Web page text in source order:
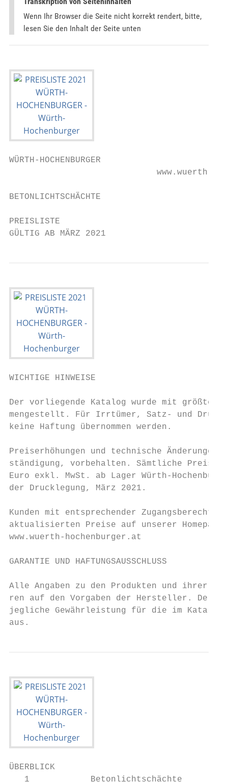
Wenn Ihr Browser die Seite nicht korrekt rendert, bitte,
lesen Sie den Inhalt der Seite unten
WÜRTH-HOCHENBURGER
www.wuerth-
BETONLICHTSCHÄCHTE
PREISLISTE
GÜLTIG AB MÄRZ 2021
WICHTIGE HINWEISE
Der vorliegende Katalog wurde mit größter
mengestellt. Für Irrtümer, Satz- und
keine Haftung übernommen werden.
Preiserhöhungen und technische
ständigung, vorbehalten. Sämtliche Preise
Euro exkl. MwSt. ab Lager Würth-
der Drucklegung, März 2021.
Kunden mit entsprechender
aktualisierten Preise auf unserer Homepage:
www.wuerth-hochenburger.at
GARANTIE UND HAFTUNGSAUSSCHLUSS
Alle Angaben zu den Produkten und ihrer
ren auf den Vorgaben der Hersteller. Der
jegliche Gewährleistung für die im Katalog
aus.
ÜBERBLICK
1            Betonlichtschächte